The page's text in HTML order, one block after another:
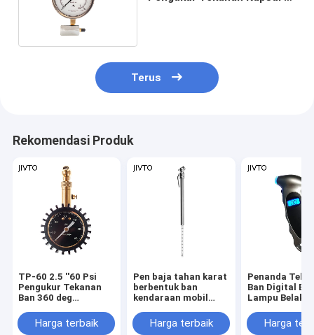
Terus
Rekomendasi Produk
TP-60 2.5 ''60 Psi
Pengukur Tekanan
Ban 360 deg
Ban Mobil
Harga terbaik
Pen baja tahan karat
berbentuk ban
kendaraan mobil
udaraHarga terbaik
Penanda
Ban Digital
Lampu
Udara Ban
Alat Penguji
Harga